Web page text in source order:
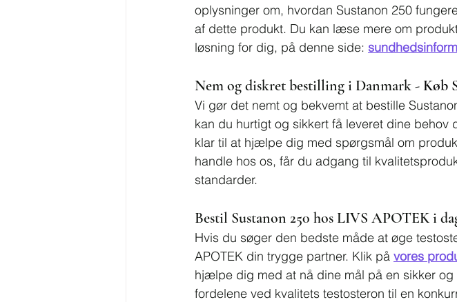
oplysninger om, hvordan Sustanon 250
af dette produkt. Du kan læse mere om
løsning for dig, på denne side:
Nem og diskret bestilling i Danmark - Køb
Vi gør det nemt og bekvemt at bestille
kan du hurtigt og sikkert få leveret dine behov
klar til at hjælpe dig med spørgsmål om
handle hos os, får du adgang til
standarder.
Bestil Sustanon 250 hos LIVS APOTEK i
Hvis du søger den bedste måde at øge
APOTEK din trygge partner. Klik på vores
hjælpe dig med at nå dine mål på en sikker
fordelene ved kvalitets testosteron til en